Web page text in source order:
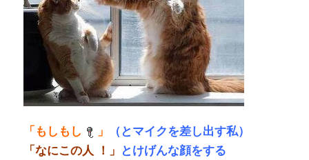
「もしもし 」
（とマイクを差し出す私）
「なにこの人 ！」 とけげんな顔をする